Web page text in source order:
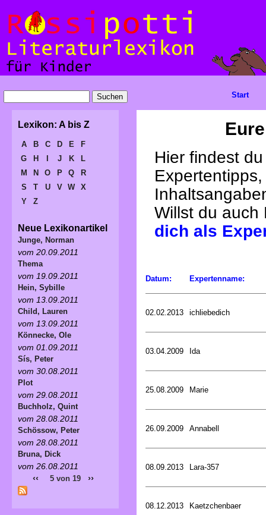
Hier findest
Willst du
dich als
Datum: Expertenname:
02.02.2013 ichliebedich
03.04.2009 Ida
25.08.2009 Marie
26.09.2009 Annabell
08.09.2013 Lara-357
08.12.2013 Kaetzchenbaer
Start
Lexikon: A bis Z
A B C D E
F
G
H J K
L
M
N O P Q
R
S
T U V W
X
Y
Z
Neue Lexikonartikel
Junge, Norman
vom 20.09.2011
Thema
vom 19.09.2011
Hein, Sybille
vom 13.09.2011
Child, Lauren
vom 13.09.2011
Könnecke, Ole
vom 01.09.2011
Sís, Peter
vom 30.08.2011
Plot
vom 29.08.2011
Buchholz, Quint
vom 28.08.2011
Schössow, Peter
vom 28.08.2011
Bruna, Dick
vom 26.08.2011
‹‹ 5 von 19 ››